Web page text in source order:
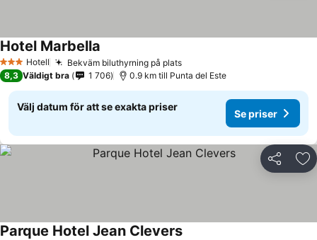
3 StjärnorHotell Bekväm biluthyrning på plats
Hotel Marbella
8,3 Väldigt bra 1 706 0.9 km till Punta del Este
Välj datum för att se exakta priser
Se priser
Dela
Parque Hotel Jean Clevers